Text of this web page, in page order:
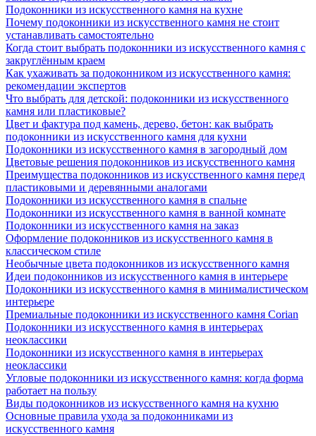
Подоконники из искусственного камня на кухне
Почему подоконники из искусственного камня не стоит
устанавливать самостоятельно
Когда стоит выбрать подоконники из искусственного камня с
закруглённым краем
Как ухаживать за подоконником из искусственного камня:
рекомендации экспертов
Что выбрать для детской: подоконники из искусственного
камня или пластиковые?
Цвет и фактура под камень, дерево, бетон: как выбрать
подоконники из искусственного камня для кухни
Подоконники из искусственного камня в загородный дом
Цветовые решения подоконников из искусственного камня
Преимущества подоконников из искусственного камня перед
пластиковыми и деревянными аналогами
Подоконники из искусственного камня в спальне
Подоконники из искусственного камня в ванной комнате
Подоконники из искусственного камня на заказ
Оформление подоконников из искусственного камня в
классическом стиле
Необычные цвета подоконников из искусственного камня
Идеи подоконников из искусственного камня в интерьере
Подоконники из искусственного камня в минималистическом
интерьере
Премиальные подоконники из искусственного камня Corian
Подоконники из искусственного камня в интерьерах
неоклассики
Подоконники из искусственного камня в интерьерах
неоклассики
Угловые подоконники из искусственного камня: когда форма
работает на пользу
Виды подоконников из искусственного камня на кухню
Основные правила ухода за подоконниками из
искусственного камня